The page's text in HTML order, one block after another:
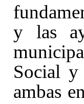
y las
Social y
ambas